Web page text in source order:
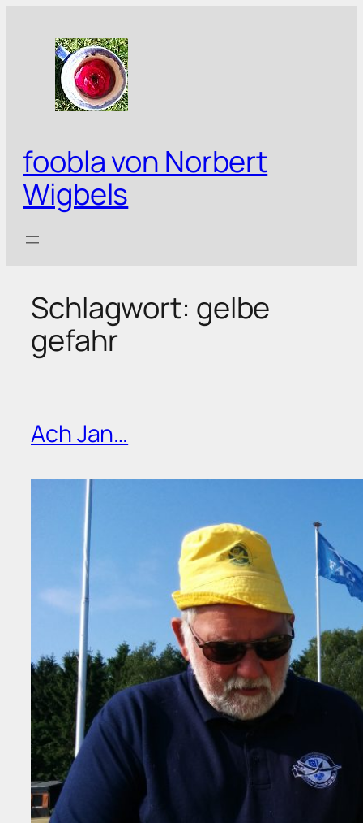
springen
foobla von Norbert
Wigbels
Schlagwort: gelbe
gefahr
Ach Jan…